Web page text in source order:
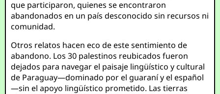
que participaron, quienes se encontraron
abandonados en un país desconocido sin recursos ni
comunidad.
Otros relatos hacen eco de este sentimiento de
abandono. Los 30 palestinos reubicados fueron
dejados para navegar el paisaje lingüístico y cultural
de Paraguay—dominado por el guaraní y el español
—sin el apoyo lingüístico prometido. Las tierras